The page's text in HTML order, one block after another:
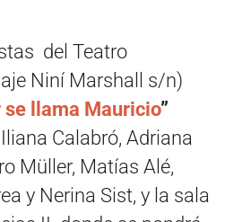
del Teatro
Niní Marshall s/n)
llama Mauricio”
Calabró, Adriana
Müller, Matías Alé,
y Nerina Sist, y la sala